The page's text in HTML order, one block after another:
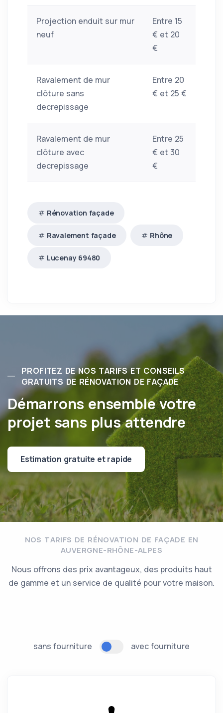
Projection enduit sur mur
neuf
Entre 15
€ et 20
€
Ravalement de mur
clôture sans
decrepissage
Entre 20
€ et 25 €
Ravalement de mur
clôture avec
decrepissage
Entre 25
€ et 30
€
Rénovation façade
Ravalement façade Rhône
Lucenay 69480
PROFITEZ DE NOS TARIFS ET CONSEILS
GRATUITS DE RÉNOVATION DE FAÇADE
Démarrons ensemble votre
projet sans plus attendre
Estimation gratuite et rapide
NOS TARIFS DE RÉNOVATION DE FAÇADE EN
AUVERGNE-RHÔNE-ALPES
Nous offrons des prix avantageux, des produits haut
de gamme et un service de qualité pour votre maison.
sans fourniture avec fourniture